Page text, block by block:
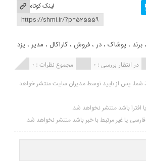
لینک کوتاه
،برند ،پوشاک ،در ،فروش ،کاراکال ، مدیر ، یزد
مجموع نظرات : 0 در انتظار بررسی : 0
پس از تایید توسط مدیران سایت منتشر خواهد
افترا باشد منتشر نخواهد شد.
فارسی یا غیر مرتبط با خبر باشد منتشر نخواهد شد.